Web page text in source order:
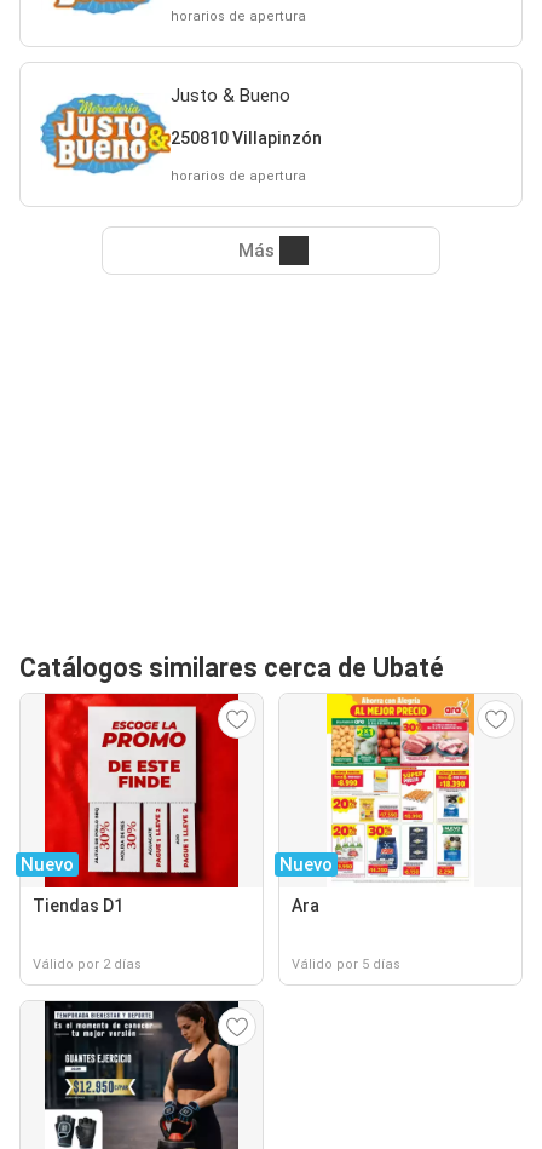
horarios de apertura
Justo & Bueno
250810 Villapinzón
horarios de apertura
Más
Catálogos similares cerca de Ubaté
Nuevo
Tiendas D1
Válido por 2 días
Nuevo
Ara
Válido por 5 días